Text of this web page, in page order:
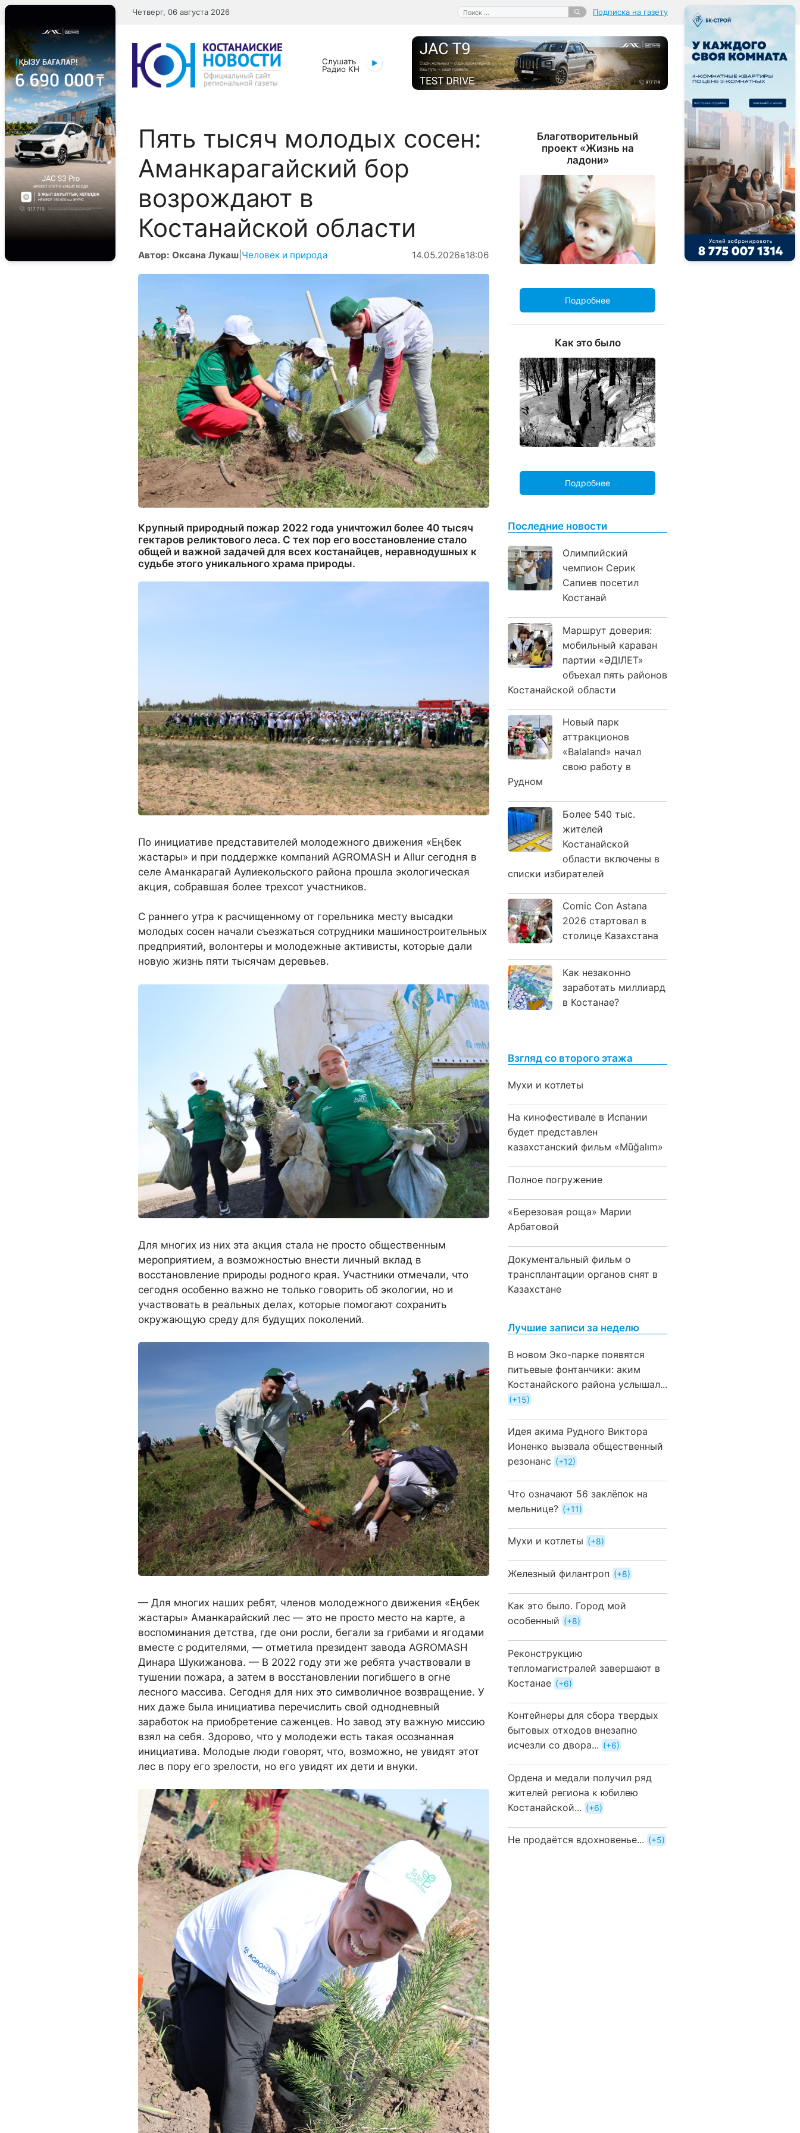
Перейти
к
содержимому
Поиск:
Четверг, 06 августа 2026 Подписка на газету
Слушать
Радио КН
Пять тысяч молодых сосен:
Аманкарагайский бор
возрождают в
Костанайской области
Автор: Оксана Лукаш Человек и природа 14.05.2026в18:06
Крупный природный пожар 2022 года уничтожил более 40 тысяч
гектаров реликтового леса. С тех пор его восстановление стало
общей и важной задачей для всех костанайцев, неравнодушных к
судьбе этого уникального храма природы.
По инициативе представителей молодежного движения «Еңбек
жастары» и при поддержке компаний AGROMASH и Allur сегодня в
селе Аманкарагай Аулиекольского района прошла экологическая
акция, собравшая более трехсот участников.
С раннего утра к расчищенному от горельника месту высадки
молодых сосен начали съезжаться сотрудники машиностроительных
предприятий, волонтеры и молодежные активисты, которые дали
новую жизнь пяти тысячам деревьев.
Для многих из них эта акция стала не просто общественным
мероприятием, а возможностью внести личный вклад в
восстановление природы родного края. Участники отмечали, что
сегодня особенно важно не только говорить об экологии, но и
участвовать в реальных делах, которые помогают сохранить
окружающую среду для будущих поколений.
— Для многих наших ребят, членов молодежного движения «Еңбек
жастары» Аманкарайский лес — это не просто место на карте, а
воспоминания детства, где они росли, бегали за грибами и ягодами
вместе с родителями, — отметила президент завода AGROMASH
Динара Шукижанова. — В 2022 году эти же ребята участвовали в
тушении пожара, а затем в восстановлении погибшего в огне
лесного массива. Сегодня для них это символичное возвращение. У
них даже была инициатива перечислить свой однодневный
заработок на приобретение саженцев. Но завод эту важную миссию
взял на себя. Здорово, что у молодежи есть такая осознанная
инициатива. Молодые люди говорят, что, возможно, не увидят этот
лес в пору его зрелости, но его увидят их дети и внуки.
Благотворительный
проект «Жизнь на
ладони»
Подробнее
Как это было
Подробнее
Последние новости
Олимпийский
чемпион Серик
Сапиев посетил
Костанай
Маршрут доверия:
мобильный караван
партии «ӘДІЛЕТ»
объехал пять районов
Костанайской области
Новый парк
аттракционов
«Balaland» начал
свою работу в
Рудном
Более 540 тыс.
жителей
Костанайской
области включены в
списки избирателей
Comic Con Astana
2026 стартовал в
столице Казахстана
Как незаконно
заработать миллиард
в Костанае?
Взгляд со второго этажа
Мухи и котлеты
На кинофестивале в Испании
будет представлен
казахстанский фильм «Mūğalım»
Полное погружение
«Березовая роща» Марии
Арбатовой
Документальный фильм о
трансплантации органов снят в
Казахстане
Лучшие записи за неделю
В новом Эко-парке появятся
питьевые фонтанчики: аким
Костанайского района услышал...
+15
Идея акима Рудного Виктора
Ионенко вызвала общественный
резонанс
+12
Что означают 56 заклёпок на
мельнице?
+11
Мухи и котлеты +8
Железный филантроп +8
Как это было. Город мой
особенный
+8
Реконструкцию
тепломагистралей завершают в
Костанае
+6
Контейнеры для сбора твердых
бытовых отходов внезапно
исчезли со двора...
+6
Ордена и медали получил ряд
жителей региона к юбилею
Костанайской...
+6
Не продаётся вдохновенье... +5